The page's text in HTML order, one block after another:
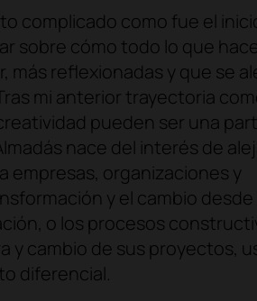
complicado como fue el
sobre cómo todo lo que
reflexionadas y que se
mi anterior trayectoria
pueden ser una
nace del interés de
empresas, organizaciones y
y el cambio
o los procesos
y cambio de sus proyectos,
diferencial.